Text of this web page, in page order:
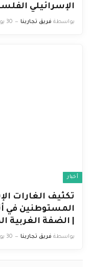
الإسرائيلي
بواسطة فريق تجاربنا 30 يوليو، 2026
أخبار
تكثيف الغارات
المستوطنين في
| الضفة الغربية
بواسطة فريق تجاربنا 30 يوليو، 2026